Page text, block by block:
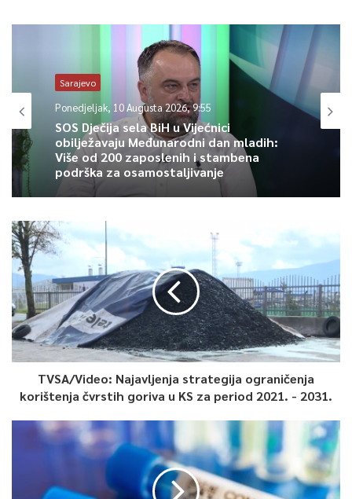
zahtijevaju usvajanje hitnih mjera kojima će se problemi s
prijevozom umanjiti ili potpuno ukloniti.
0
Article Rating
Sarajevo
Ponedjeljak, 10 Augusta 2026, 9:55
SOS Dječija sela BiH u Vijećnici
obilježavaju Međunarodni dan mladih:
Više od 200 zaposlenih i stambena
podrška za osamostaljivanje
TVSA/Video: Najavljenja strategija ograničenja
korištenja čvrstih goriva u KS za period 2021. - 2031.